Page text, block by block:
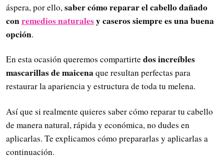
áspera, por ello,saber cómo reparar el cabello dañado
conremedios naturalesy caseros siempre es una buena
opción.
En esta ocasión queremos compartirtedos increíbles
mascarillas de maicena que resultan perfectas para
restaurar la apariencia y estructura de toda tu melena.
Así que si realmente quieres saber cómo reparar tu cabello
de manera natural, rápida y económica, no dudes en
aplicarlas. Te explicamos cómo prepararlas y aplicarlas a
continuación.